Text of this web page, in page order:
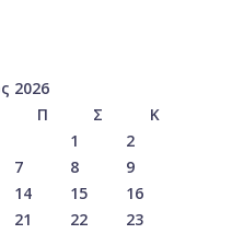
2026
Π Σ
Κ
1
2
7 8
9
14 15
16
21 22
23